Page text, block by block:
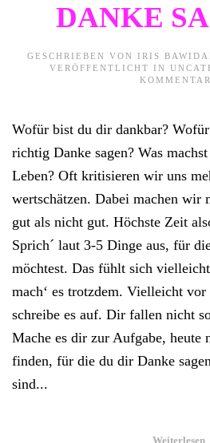
DANKE
GESCHRIEBEN VON IRIS
VERÖFFENTLICHT IN
Wofür bist du dir dankbar?
richtig Danke sagen? Was
Leben? Oft kritisieren wir uns
wertschätzen. Dabei machen wir
gut als nicht gut. Höchste Zeit
Sprich´ laut 3-5 Dinge aus, für
möchtest. Das fühlt sich
mach‘ es trotzdem. Vielleicht vor
schreibe es auf. Dir fallen nicht
Mache es dir zur Aufgabe, heute
finden, für die du dir Danke
sind...
Weiterlesen